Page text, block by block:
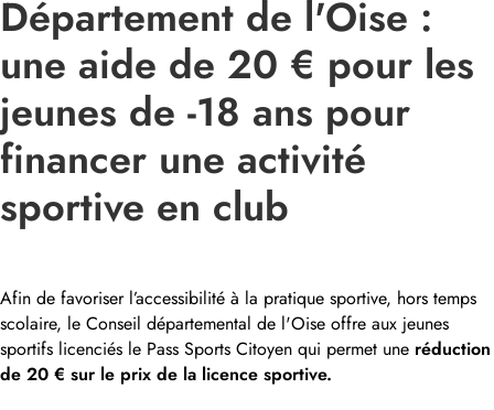
Département de l'Oise :
une aide de 20 € pour les
jeunes de -18 ans pour
financer une activité
sportive en club
Afin de favoriser l’accessibilité à la pratique sportive, hors temps
scolaire, le Conseil départemental de l'Oise offre aux jeunes
sportifs licenciés le Pass Sports Citoyen qui permet une réduction
de 20 € sur le prix de la licence sportive.